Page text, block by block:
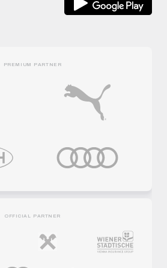
PREMIUM PARTNER
OFFICIAL PARTNER